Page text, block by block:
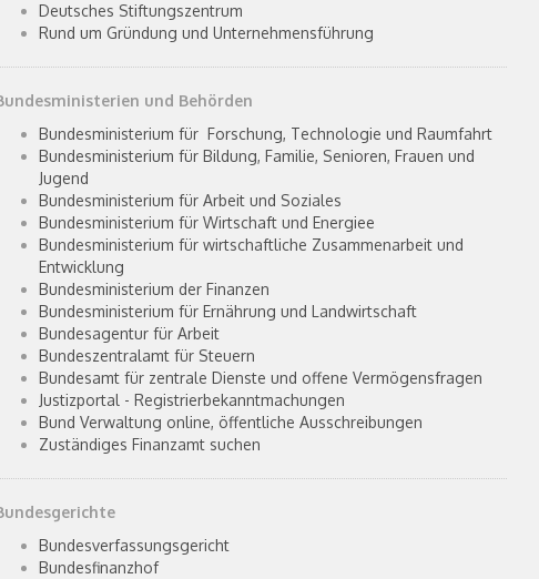
Deutsches Stiftungszentrum
Rund um Gründung und Unternehmensführung
und Behörden
Bundesministerium für Forschung, Technologie und Raumfahrt
Bundesministerium für Bildung, Familie, Senioren, Frauen und
Jugend
Bundesministerium für Arbeit und Soziales
Bundesministerium für Wirtschaft und Energiee
Bundesministerium für wirtschaftliche Zusammenarbeit und
Entwicklung
Bundesministerium der Finanzen
Bundesministerium für Ernährung und Landwirtschaft
Bundesagentur für Arbeit
Bundeszentralamt für Steuern
Bundesamt für zentrale Dienste und offene Vermögensfragen
Justizportal - Registrierbekanntmachungen
Bund Verwaltung online, öffentliche Ausschreibungen
Zuständiges Finanzamt suchen
Bundesverfassungsgericht
Bundesfinanzhof